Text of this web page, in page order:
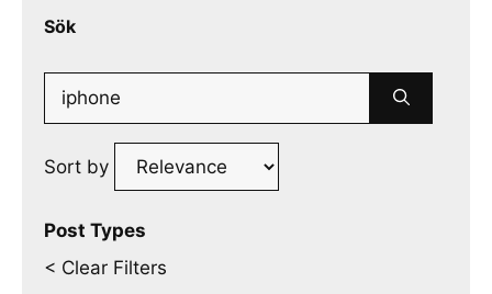
Sök
Search
for:
Sort by
Post Types
< Clear Filters